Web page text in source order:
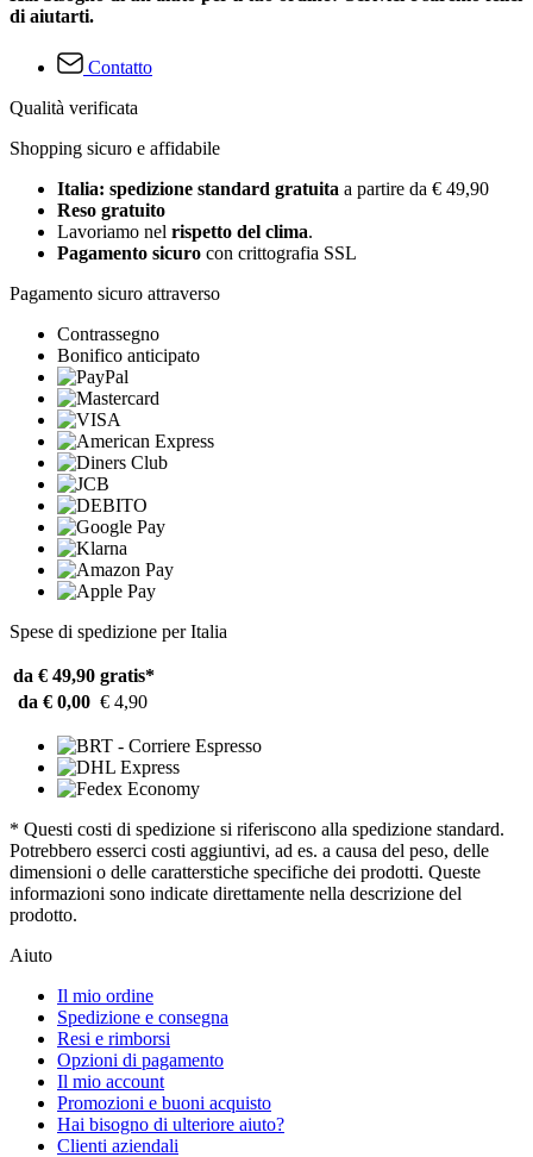
di aiutarti.
Contatto
Qualità verificata
Shopping sicuro e affidabile
Italia: spedizione standard gratuita a partire da € 49,90
Reso gratuito
Lavoriamo nel rispetto del clima.
Pagamento sicuro con crittografia SSL
Pagamento sicuro attraverso
Contrassegno
Bonifico anticipato
Spese di spedizione per Italia
da € 49,90 gratis*
da € 0,00 € 4,90
* Questi costi di spedizione si riferiscono alla spedizione standard.
Potrebbero esserci costi aggiuntivi, ad es. a causa del peso, delle
dimensioni o delle caratterstiche specifiche dei prodotti. Queste
informazioni sono indicate direttamente nella descrizione del
prodotto.
Aiuto
Il mio ordine
Spedizione e consegna
Resi e rimborsi
Opzioni di pagamento
Il mio account
Promozioni e buoni acquisto
Hai bisogno di ulteriore aiuto?
Clienti aziendali